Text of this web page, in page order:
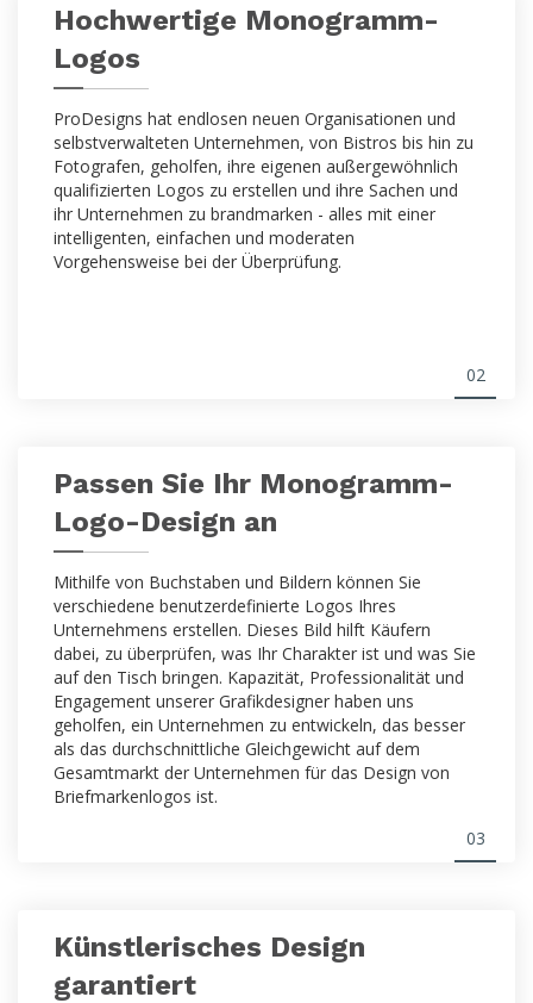
02
Hochwertige Monogramm-
Logos
ProDesigns hat endlosen neuen Organisationen und
selbstverwalteten Unternehmen, von Bistros bis hin zu
Fotografen, geholfen, ihre eigenen außergewöhnlich
qualifizierten Logos zu erstellen und ihre Sachen und
ihr Unternehmen zu brandmarken - alles mit einer
intelligenten, einfachen und moderaten
Vorgehensweise bei der Überprüfung.
03
Passen Sie Ihr Monogramm-
Logo-Design an
Mithilfe von Buchstaben und Bildern können Sie
verschiedene benutzerdefinierte Logos Ihres
Unternehmens erstellen. Dieses Bild hilft Käufern
dabei, zu überprüfen, was Ihr Charakter ist und was Sie
auf den Tisch bringen. Kapazität, Professionalität und
Engagement unserer Grafikdesigner haben uns
geholfen, ein Unternehmen zu entwickeln, das besser
als das durchschnittliche Gleichgewicht auf dem
Gesamtmarkt der Unternehmen für das Design von
Briefmarkenlogos ist.
Künstlerisches Design
garantiert